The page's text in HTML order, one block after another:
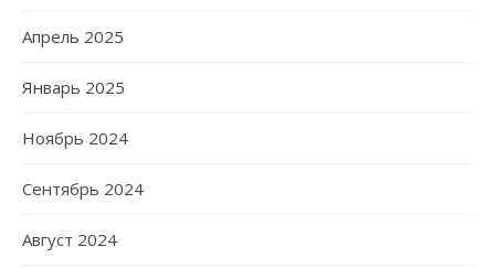
Апрель 2025
Январь 2025
Ноябрь 2024
Сентябрь 2024
Август 2024